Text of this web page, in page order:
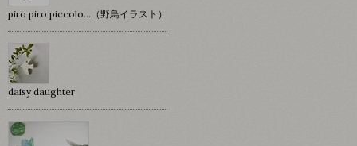
piro piro piccolo…（野鳥イラスト）
daisy daughter